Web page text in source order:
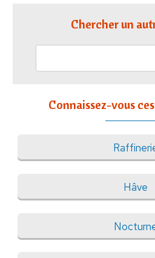
Chercher un
Connaissez-vous
Hâve